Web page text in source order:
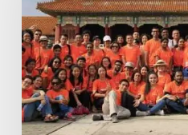
de
la
Juventud
propone
en